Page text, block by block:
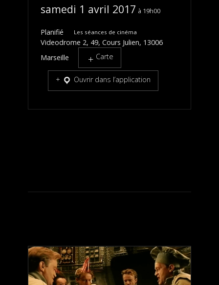
samedi 1 avril 2017 19h00
Planifié Les séances de cinéma
Videodrome 2, 49, Cours Julien, 13006
Marseille
Carte
Ouvrir dans l’application